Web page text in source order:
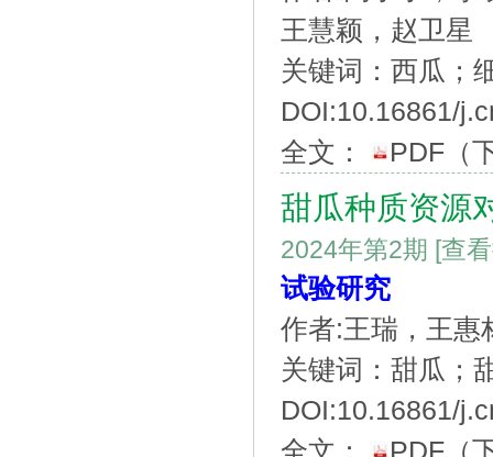
王慧颖，赵卫星
关键词：西瓜；
DOI:10.16861/
全文：
PDF （
甜瓜种质资源
2024年第2期 [查
试验研究
作者:王瑞，王惠
关键词：甜瓜；
DOI:10.16861/
全文：
PDF （